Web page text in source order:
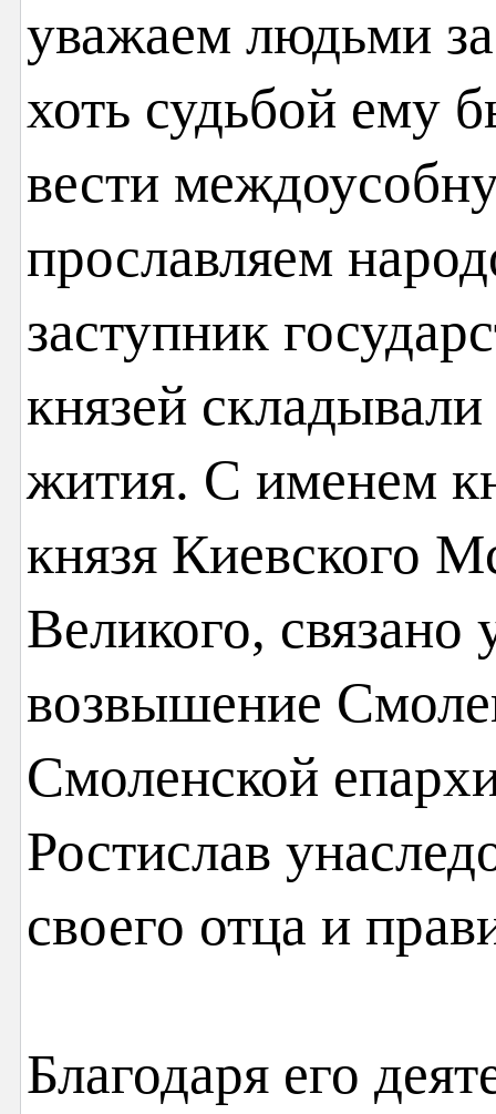
уважаем людьми
хоть судьбой ему
вести
прославляем
заступник
князей
жития. С именем
князя Киевского
Великого, связано
возвышение
Смоленской
Ростислав
своего отца и
Благодаря его